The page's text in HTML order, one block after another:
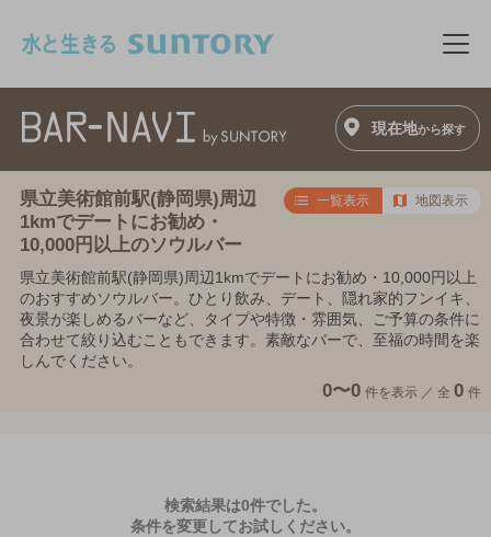
メ
現在地から探す
県立美術館前駅(静岡県)周辺
1kmでデートにお勧め・
10,000円以上のソウルバー
一覧表示 地図表示
県立美術館前駅(静岡県)周辺1kmでデートにお勧め・10,000円以上
のおすすめソウルバー。ひとり飲み、デート、隠れ家的フンイキ、
夜景が楽しめるバーなど、タイプや特徴・雰囲気、ご予算の条件に
合わせて絞り込むこともできます。素敵なバーで、至福の時間を楽
しんでください。
0〜0 件を表示 ／ 全 0 件
検索結果は0件でした。
条件を変更してお試しください。